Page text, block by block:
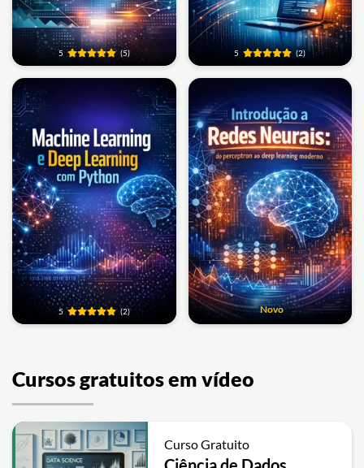
5 (5) 5 (2)
5 (2) Novo
Cursos gratuitos em vídeo
Curso Gratuito